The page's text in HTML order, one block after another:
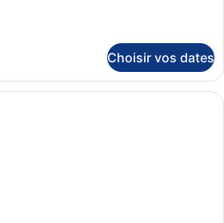
Choisir vos dates